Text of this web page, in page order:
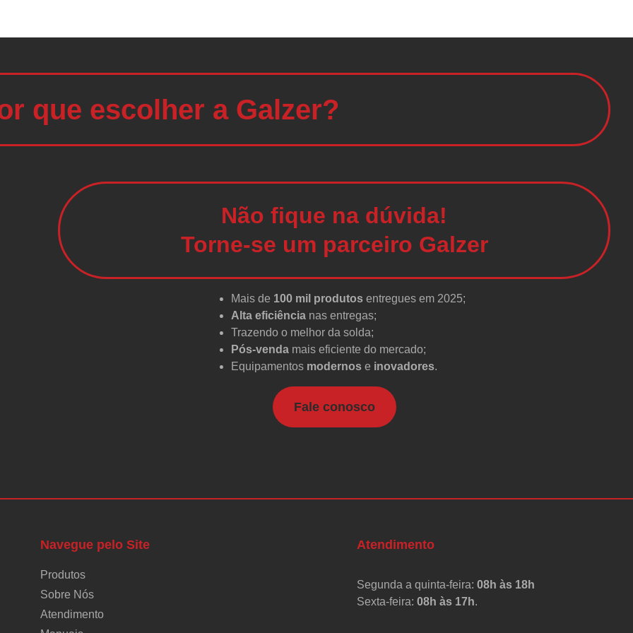
que escolher a Galzer?
Não fique na dúvida!
Torne-se um parceiro Galzer
Mais de 100 mil produtos entregues em 2025;
Alta eficiência nas entregas;
Trazendo o melhor da solda;
Pós-venda mais eficiente do mercado;
Equipamentos modernos e inovadores.
Fale conosco
Navegue pelo Site
Produtos
Sobre Nós
Atendimento
Atendimento
Segunda a quinta-feira: 08h às 18h
Sexta-feira: 08h às 17h.